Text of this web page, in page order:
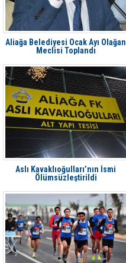
Aliağa Belediyesi Ocak Ayı Olağan
Meclisi Toplandı
Aslı Kavaklıoğulları’nın İsmi
Ölümsüzleştirildi